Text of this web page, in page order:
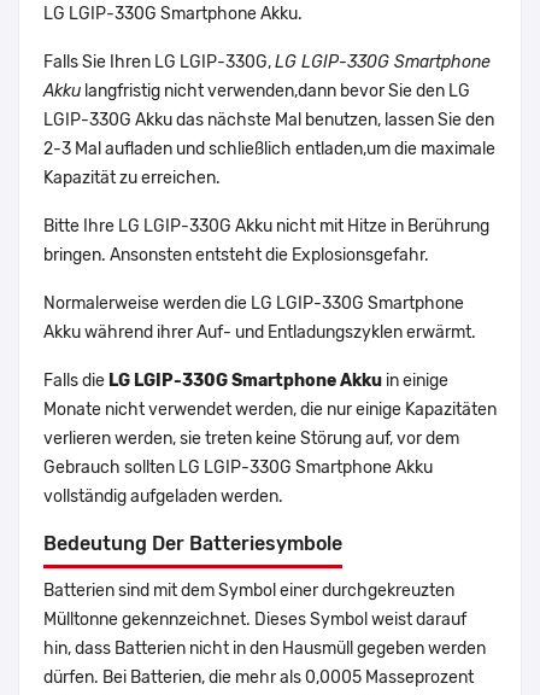
LG LGIP-330G Smartphone Akku.
Falls Sie Ihren LG LGIP-330G,LG LGIP-330G Smartphone
Akku langfristig nicht verwenden,dann bevor Sie den LG
LGIP-330G Akku das nächste Mal benutzen, lassen Sie den
2-3 Mal aufladen und schließlich entladen,um die maximale
Kapazität zu erreichen.
Bitte Ihre LG LGIP-330G Akku nicht mit Hitze in Berührung
bringen. Ansonsten entsteht die Explosionsgefahr.
Normalerweise werden die LG LGIP-330G Smartphone
Akku während ihrer Auf- und Entladungszyklen erwärmt.
Falls die LG LGIP-330G Smartphone Akku in einige
Monate nicht verwendet werden, die nur einige Kapazitäten
verlieren werden, sie treten keine Störung auf, vor dem
Gebrauch sollten LG LGIP-330G Smartphone Akku
vollständig aufgeladen werden.
Bedeutung Der Batteriesymbole
Batterien sind mit dem Symbol einer durchgekreuzten
Mülltonne gekennzeichnet. Dieses Symbol weist darauf
hin, dass Batterien nicht in den Hausmüll gegeben werden
dürfen. Bei Batterien, die mehr als 0,0005 Masseprozent